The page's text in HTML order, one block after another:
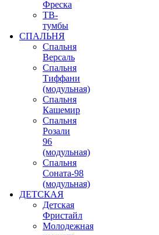
Фреска
ТВ-
тумбы
СПАЛЬНЯ
Спальня
Версаль
Спальня
Тиффани
(модульная)
Спальня
Кашемир
Спальня
Розали
96
(модульная)
Спальня
Соната-98
(модульная)
ДЕТСКАЯ
Детская
Фристайл
Молодежная